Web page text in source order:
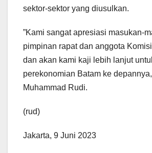
sektor-sektor yang diusulkan.
”Kami sangat apresiasi masukan-
pimpinan rapat dan anggota
dan akan kami kaji lebih lanjut
perekonomian Batam ke
Muhammad Rudi.
(rud)
Jakarta, 9 Juni 2023